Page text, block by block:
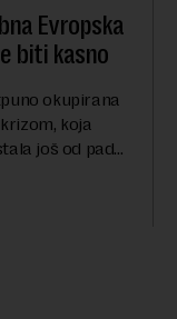
Evropska
biti kasno
okupirana
koja
još od pada